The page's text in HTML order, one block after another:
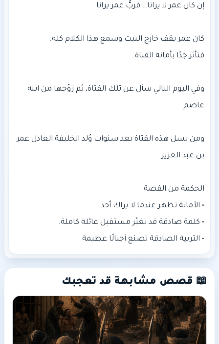
وفي اليوم التالي سأل عن تلك الفتاة، ثم زوّجها من ابنه
ومن نسل هذه الفتاة بعد سنوات وُلد الخليفة العادل عمر
• التربية الصادقة تصنع أجيالًا عظيمة
📖 قصص مشابهة قد تعجبك